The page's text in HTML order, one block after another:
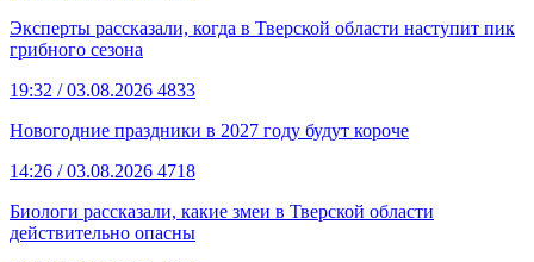
Эксперты рассказали, когда в Тверской области наступит пик
грибного сезона
19:32 / 03.08.2026 4833
Новогодние праздники в 2027 году будут короче
14:26 / 03.08.2026 4718
Биологи рассказали, какие змеи в Тверской области
действительно опасны